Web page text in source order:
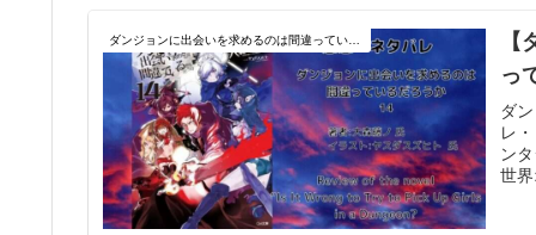
っ
ダ
レ
ン
世